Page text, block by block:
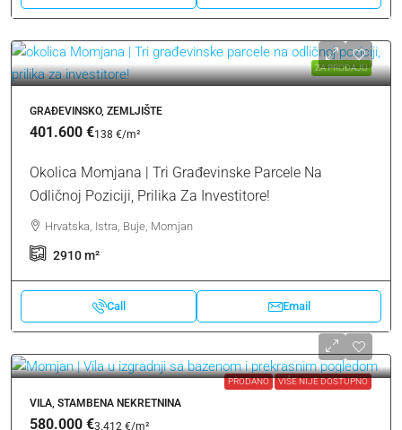
ZA PRODAJU
GRAĐEVINSKO, ZEMLJIŠTE
401.600 €138 €/m²
Okolica Momjana | Tri Građevinske Parcele Na
Odličnoj Poziciji, Prilika Za Investitore!
Hrvatska, Istra, Buje, Momjan
2910m²
Call Email
PRODANO VIŠE NIJE DOSTUPNO
VILA, STAMBENA NEKRETNINA
580.000 €3.412 €/m²